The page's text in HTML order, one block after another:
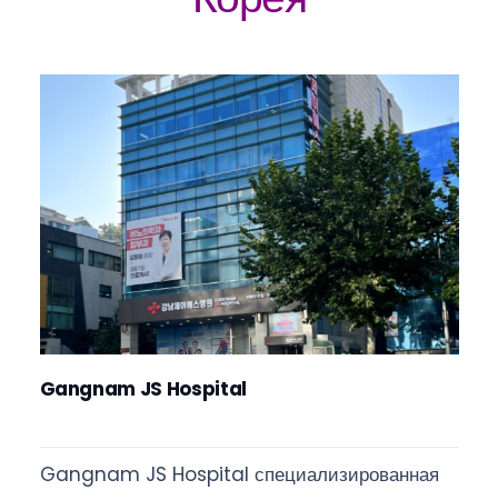
Gangnam JS Hospital
Gangnam JS Hospital специализированная